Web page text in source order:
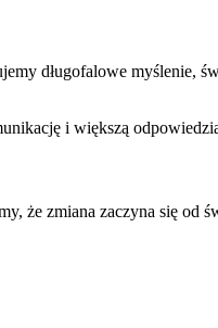
długofalowe myślenie,
i większą
że zmiana zaczyna się od